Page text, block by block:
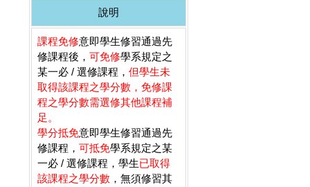
說明
課程免修意即學生修習通過先
修課程後， 可免修學系規定之
某一必 / 選修課程， 但學生未
取得該課程之學分數，免修課
程之學分數需選修其他課程補
足。
學分抵免意即學生修習通過先
修課程， 可抵免學系規定之某
一必 / 選修課程，學生已取得
該課程之學分數 ，無須修習其